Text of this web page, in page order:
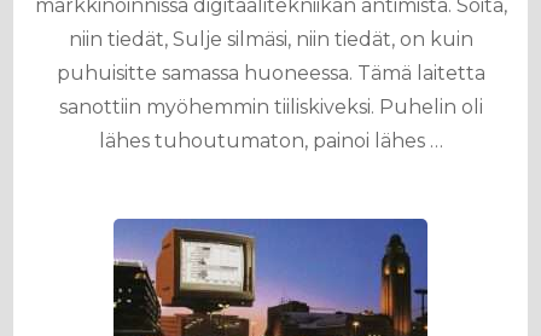
markkinoinnissa digitaalitekniikan antimista. Soita,
niin tiedät, Sulje silmäsi, niin tiedät, on kuin
puhuisitte samassa huoneessa. Tämä laitetta
sanottiin myöhemmin tiiliskiveksi. Puhelin oli
lähes tuhoutumaton, painoi lähes …